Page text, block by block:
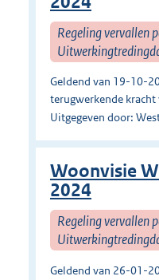
Regeling
Geldend van 19-10-
terugwerkende
Uitgegeven door:
Woonvisie
2024
Regeling
Geldend van 26-01-